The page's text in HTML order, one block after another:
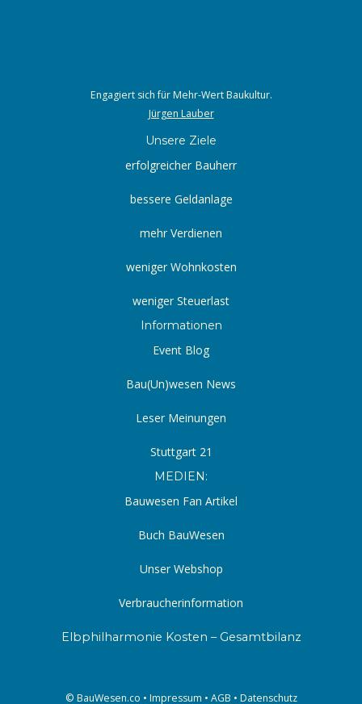
Engagiert sich für Mehr-Wert Baukultur.
Jürgen Lauber
Unsere Ziele
erfolgreicher Bauherr
bessere Geldanlage
mehr Verdienen
weniger Wohnkosten
weniger Steuerlast
Informationen
Event Blog
Bau(Un)wesen News
Leser Meinungen
Stuttgart 21
MEDIEN:
Bauwesen Fan Artikel
Buch BauWesen
Unser Webshop
Verbraucherinformation
Elbphilharmonie Kosten – Gesamtbilanz
© BauWesen.co • Impressum • AGB • Datenschutz